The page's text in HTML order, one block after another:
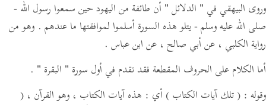
وروى البيهقي في " الدلائل " أن طائفة من اليهود حين سمعوا رسول الله -
صلى الله عليه وسلم - يتلو هذه السورة أسلموا لموافقتها ما عندهم . وهو من
رواية الكلبي ، عن أبي صالح ، عن ابن عباس .
أما الكلام على الحروف المقطعة فقد تقدم في أول سورة " البقرة " .
وقوله : ( تلك آيات الكتاب ) أي : هذه آيات الكتاب ، وهو القرآن ، (